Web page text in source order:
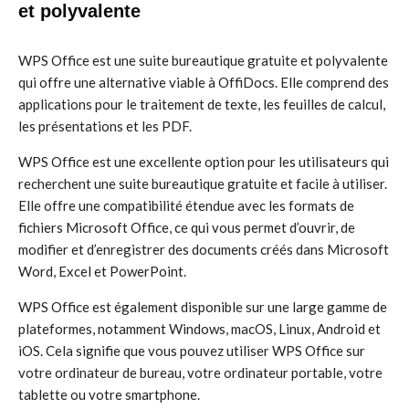
et polyvalente
WPS Office est une suite bureautique gratuite et polyvalente
qui offre une alternative viable à OffiDocs. Elle comprend des
applications pour le traitement de texte, les feuilles de calcul,
les présentations et les PDF.
WPS Office est une excellente option pour les utilisateurs qui
recherchent une suite bureautique gratuite et facile à utiliser.
Elle offre une compatibilité étendue avec les formats de
fichiers Microsoft Office, ce qui vous permet d’ouvrir, de
modifier et d’enregistrer des documents créés dans Microsoft
Word, Excel et PowerPoint.
WPS Office est également disponible sur une large gamme de
plateformes, notamment Windows, macOS, Linux, Android et
iOS. Cela signifie que vous pouvez utiliser WPS Office sur
votre ordinateur de bureau, votre ordinateur portable, votre
tablette ou votre smartphone.